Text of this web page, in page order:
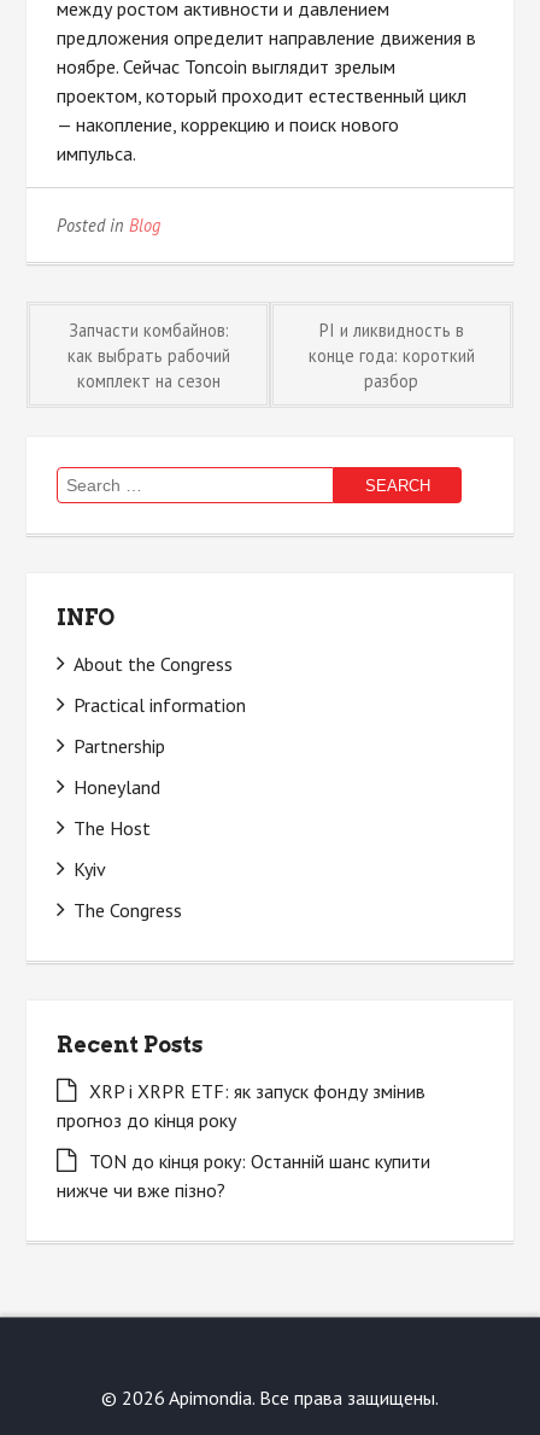
между ростом активности и давлением
предложения определит направление движения в
ноябре. Сейчас Toncoin выглядит зрелым
проектом, который проходит естественный цикл
— накопление, коррекцию и поиск нового
импульса.
Posted inBlog
Post
navigation
Запчасти комбайнов:
как выбрать рабочий
комплект на сезон
PI и ликвидность в
конце года: короткий
разбор
Search
for:
INFO
About the Congress
Practical information
Partnership
Honeyland
The Host
Kyiv
The Congress
Recent Posts
XRP і XRPR ETF: як запуск фонду змінив
прогноз до кінця року
TON до кінця року: Останній шанс купити
нижче чи вже пізно?
© 2026 Apimondia. Все права защищены.